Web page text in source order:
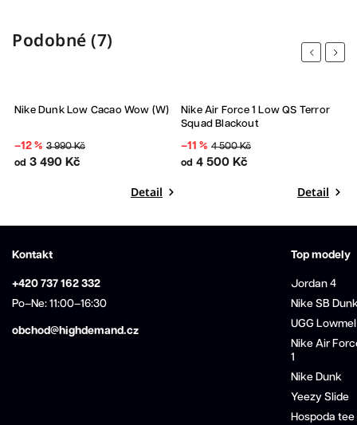
Podobné (7)
Previous
Sleva
Nike Dunk Low Cacao Wow (W)
–12 % 3 990 Kč
od 3 490 Kč
Detail
Sleva
Nike Air Force 1 Low QS Terror
Squad Blackout
–11 % 4 500 Kč
od 4 500 Kč
Detail
Next
Kontakt
+420 737 162 332
Po–Ne: 11:00–16:30
obchod@highdemand.cz
Top modely
Jordan 4
Nike SB
UGG Lowmel
Nike Air
1
Nike Dunk
Yeezy Slide
Hospoda tee